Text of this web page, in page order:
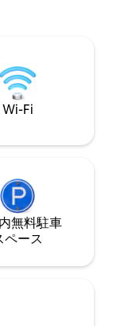
す。
Wi-Fi
無料駐⁠車
ペ⁠ー⁠ス